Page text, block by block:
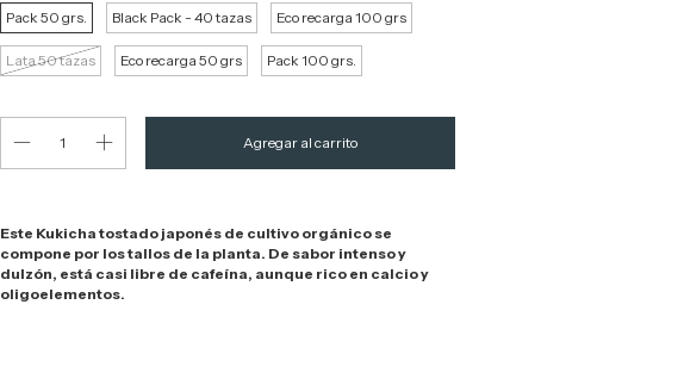
Pack 50 grs.
Black Pack - 40 tazas Eco recarga 100 grs
Lata 50 tazas Eco recarga 50 grs Pack 100 grs.
Este Kukicha tostado japonés de cultivo orgánico se
compone por los tallos de la planta. De sabor intenso y
dulzón, está casi libre de cafeína, aunque rico en calcio y
oligoelementos.